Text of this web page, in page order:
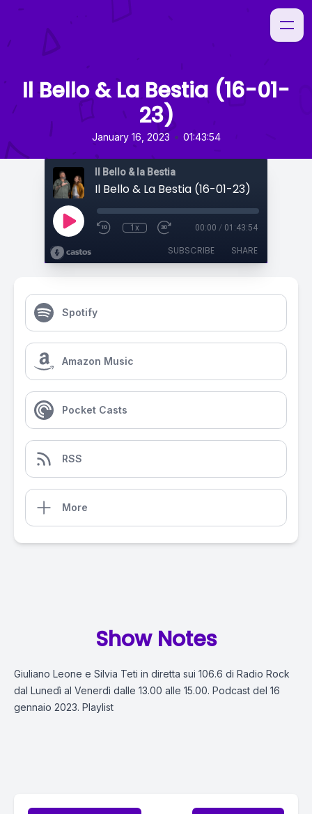
Il Bello & La Bestia (16-01-
23)
January 16, 2023 • 01:43:54
Il Bello & la Bestia
Il Bello & La Bestia (16-01-23)
1x 00:00 / 01:43:54
SUBSCRIBE SHARE
Spotify
Amazon Music
Pocket Casts
RSS
More
Show Notes
Giuliano Leone e Silvia Teti in diretta sui 106.6 di Radio Rock
dal Lunedì al Venerdì dalle 13.00 alle 15.00. Podcast del 16
gennaio 2023. Playlist